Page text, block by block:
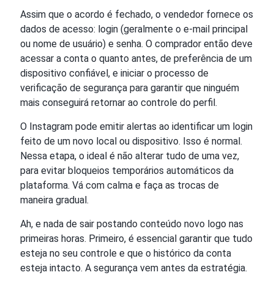
Assim que o acordo é fechado, o vendedor fornece os
dados de acesso: login (geralmente o e-mail principal
ou nome de usuário) e senha. O comprador então deve
acessar a conta o quanto antes, de preferência de um
dispositivo confiável, e iniciar o processo de
verificação de segurança para garantir que ninguém
mais conseguirá retornar ao controle do perfil.
O Instagram pode emitir alertas ao identificar um login
feito de um novo local ou dispositivo. Isso é normal.
Nessa etapa, o ideal é não alterar tudo de uma vez,
para evitar bloqueios temporários automáticos da
plataforma. Vá com calma e faça as trocas de
maneira gradual.
Ah, e nada de sair postando conteúdo novo logo nas
primeiras horas. Primeiro, é essencial garantir que tudo
esteja no seu controle e que o histórico da conta
esteja intacto. A segurança vem antes da estratégia.